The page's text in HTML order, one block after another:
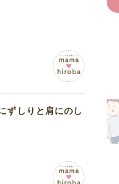
ずしりと肩にのし